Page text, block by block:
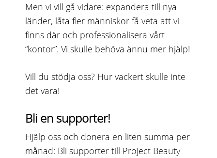
Men vi vill gå vidare: expandera till nya
länder, låta fler människor få veta att vi
finns där och professionalisera vårt
“kontor”. Vi skulle behöva ännu mer hjälp!
Vill du stödja oss? Hur vackert skulle inte
det vara!
Bli en supporter!
Hjälp oss och donera en liten summa per
månad: Bli supporter till Project Beauty